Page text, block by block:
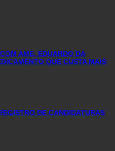
AME, EDUARDO DA
QUE CUSTA MAIS
DE CANDIDATURAS